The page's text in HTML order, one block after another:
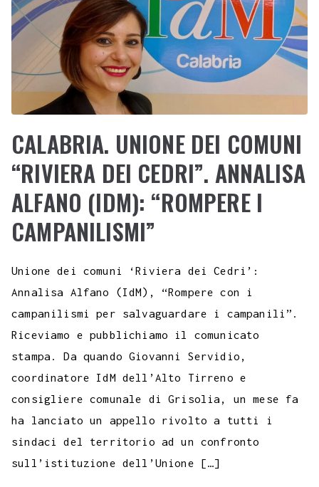
CALABRIA. UNIONE DEI COMUNI
“RIVIERA DEI CEDRI”. ANNALISA
ALFANO (IDM): “ROMPERE I
CAMPANILISMI”
Unione dei comuni ‘Riviera dei Cedri’:
Annalisa Alfano (IdM), “Rompere con i
campanilismi per salvaguardare i campanili”.
Riceviamo e pubblichiamo il comunicato
stampa. Da quando Giovanni Servidio,
coordinatore IdM dell’Alto Tirreno e
consigliere comunale di Grisolia, un mese fa
ha lanciato un appello rivolto a tutti i
sindaci del territorio ad un confronto
sull’istituzione dell’Unione […]